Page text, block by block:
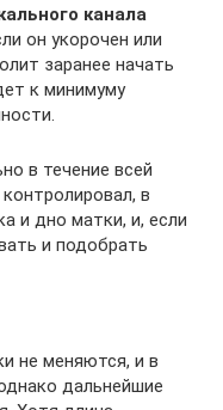
канала
он укорочен или
заранее начать
к минимуму
в течение всей
в
и дно матки, и, если
и подобрать
не меняются, и в
дальнейшие